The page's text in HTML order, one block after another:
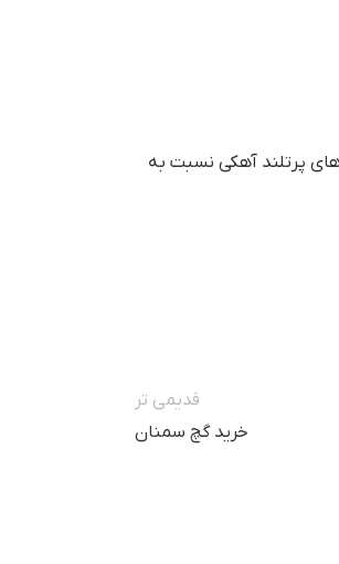
پرتلند آهکی نسبت به
قدیمی تر
خرید گچ سمنان